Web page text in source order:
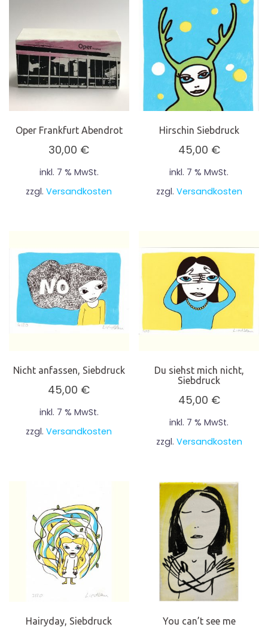
Oper Frankfurt Abendrot
30,00 €
inkl. 7 % MwSt.
zzgl.Versandkosten
Hirschin Siebdruck
45,00 €
inkl. 7 % MwSt.
zzgl. Versandkosten
Nicht anfassen, Siebdruck
45,00 €
inkl. 7 % MwSt.
zzgl.Versandkosten
Du siehst mich nicht,
Siebdruck
45,00 €
inkl. 7 % MwSt.
zzgl. Versandkosten
Hairyday, Siebdruck You can’t see me